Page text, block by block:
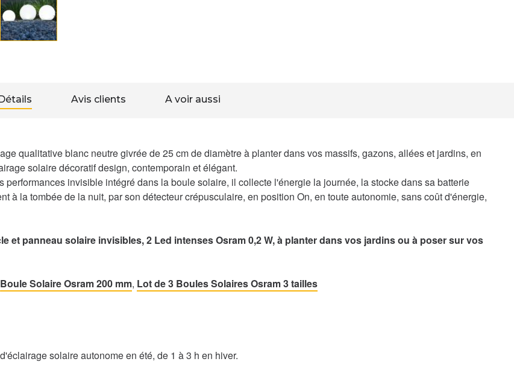
Avis clients A voir aussi
qualitative blanc neutre givrée de 25 cm de diamètre à planter dans vos massifs, gazons, allées et jardins, en
solaire décoratif design, contemporain et élégant.
invisible intégré dans la boule solaire, il collecte l'énergie la journée, la stocke dans sa batterie
à la tombée de la nuit, par son détecteur crépusculaire, en position On, en toute autonomie, sans coût d'énergie,
et panneau solaire invisibles, 2 Led intenses Osram 0,2 W, à planter dans vos jardins ou à poser sur vos
Boule Solaire Osram 200 mm, Lot de 3 Boules Solaires Osram 3 tailles
solaire autonome en été, de 1 à 3 h en hiver.